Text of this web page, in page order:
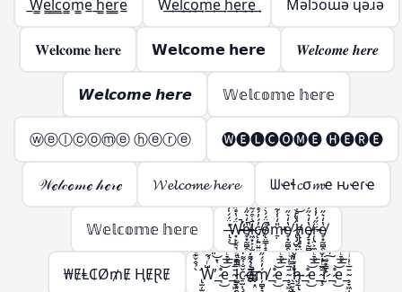
̲W̲̲e̲̲l̲̲c̲̲o̲̲m̲̲e̲ ̲h̲̲e̲̲r̲̲e̲ W͢e͢l͢c͢o͢m͢e͢ h͢e͢r͢e͢ Mǝlɔoɯǝ ɥǝɹǝ
𝐖𝐞𝐥𝐜𝐨𝐦𝐞 𝐡𝐞𝐫𝐞 𝗪𝗲𝗹𝗰𝗼𝗺𝗲 𝗵𝗲𝗿𝗲 𝑾𝒆𝒍𝒄𝒐𝒎𝒆 𝒉𝒆𝒓𝒆
𝙒𝙚𝙡𝙘𝙤𝙢𝙚 𝙝𝙚𝙧𝙚 𝕎𝕖𝕝𝕔𝕠𝕞𝕖 𝕙𝕖𝕣𝕖
ⓦⓔⓛⓒⓞⓜⓔ ⓗⓔⓡⓔ 🅦🅔🅛🅒🅞🅜🅔 🅗🅔🅡🅔
𝒲ℯ𝓁𝒸ℴ𝓂ℯ 𝒽ℯ𝓇ℯ 𝓦𝓮𝓵𝓬𝓸𝓶𝓮 𝓱𝓮𝓻𝓮 ᗯҽɬ𝓬σ𝓶ҽ ԋҽɾҽ
𝕎𝕖𝕝𝕔𝕠𝕞𝕖 𝕙𝕖𝕣𝕖 ̶̢̹͑̈́́̍́͌͘͜Ẅ̶̵̛͓̙̣̯͉̳̣́̔̊̋̃̔̋̍̿̀͒̕̚͠͝e̸̵̞͙̰̻̭̖̭͓̫͔̩̔̒͛̋͑̅̍͐̚͜l̷̶͖͙͕̦̫̺̣̙̳͚̄̇͒́͂̈́͆̇͑͗̽͘͘c̸̵̨̜͍̤͍͍͖̦͎̓́̓́̊̊̆̈̑̀̊͐́ǫ̸̴̤̳̩̝̭̗͉̣̱̦͒̈́́̀͒̅̽̿̽͘̚m̵̵̱̣̎̒̍̾̃̔̋̍̿̀͒̕͝e̸̞͙̰̻̭̖̭͓̫̔̒͛̋͜ ̷̢̡̺̥͎̝͈̬͈̳̈́̔͑͝h̸̵̢̢̥̟̤̜̺̳̣̔͑̊̇̀̏̈́̍̋̄̃̔̋̍̿̀͒͝ͅe̸̷̡̞͙̰̻̭̖̭͓̫̭̱̬̔̒͛̋͐̏͊͜͠͝ŗ̷̵̢̤͕̼̣̈̋́̓̾̄̿̃̔̋̍̿̀͒͜͜͝e̸̞͙̰̻̭̖̭͓̫̔̒͛̋͜
₩ɆⱠ₵Ø₥Ɇ ⱧɆⱤɆ ̢̛̫̦̫̫̪͍̪̝̳̠̖̠̀̉̂̌͊ͩ̑͌̀W̶̨̺͕̖̗͕̮̭̳͈̙̩͑ͬ̉͂͋̈́ͯ͂ͨͭ̇͐͊͆̑̏̋ͭ́̋̓ͮ̾ͭ̆̇̚̕͢͜͠͡_̶̷̧̢͉̠̘̹̼͚̣͇͍̊ͪͨ̊̈́ͩ̎͆̔ͨ̊͐ͣ̈̀͐ͫ͜͝͞͠ͅe_̴̧̞͖̦͓̞̗̙͚̄̅ͭ͗ͥ̈́̇ͬͧͣ͘͞͡l̶̵̷̛͚̗̥̯̞͎̖̬̝̤̯͈̭͓̪̗̫̱̜͙̗̦̤̪̝̳͎̝̝̳̦̲͉̩̠͆̿ͩ͊̒͛ͪ͐̅ͩ̅ͭ͑͌̽̍̾̐ͬ̔̏͂̎̔̀͛͒͝͠ͅç̷̢̠̫̹̞̞̲̬̤͎͚̗̐̍͌̒̇̀̈́̊̂̓ͣͮ̏̽͗ͥͭ̓̌̐̽̐ͭ͜͜͢ͅo̶̶̴̸̬̮̜̳̬͙̤̗͎̗̦̲͕̠̰̱̣͕̮̰͇̖͚̫̬̲ͤ͛̑͌̇ͭ́͊̍̈̏͛͑̈ͮ̏̆ͩ̇̊̂͘̚͘͢͡ͅḿ̸̦̻͙͉̻̟̲̭̟͓̬̓ͯ́̋̓ͮ̾ͭ̆̇͞͡_̶̷̧̢͉̠̘̹̼͚̣͇͍̊ͪͨ̊̈́ͩ̎͆̔ͨ̊͐ͣ̈̀͐ͫ͜͝͞͠ͅe_̴̧̞͖̦̄̅ͭ͗ͥ ̖̱̮͙̻̞̦̙̝͖ͫ̿̎͊̀̇͡͠͝h̷̸̢̝͕̥̗̜̹̠͉̗ͮ̒̌͆͑͌̀͆̀̇ͦ͒̓́̋̓ͮ̾ͭ̆̇͢͟͞͡ͅ_̶̷̧̢͉̠̘̹̼͚̣͇͍̊ͪͨ̊̈́ͩ̎͆̔ͨ̊͐ͣ̈̀͐ͫ͜͝͞͠ͅe_̴̧̢̞͖̦͉̲̬̤͙̪͎̣̰̱̘̯̜̭̖̲̄̅ͭ͗ͥ͒ͫ̃ͪ͒̓ͦ̓͒̎͂̌͌̾̀̄͊ͫ͘͘͢͜͜r̴̷̨̨̢̢̫̯͇̙̱̫͇͇͎̒ͩ̓́̈ͥ͗̓ͤ̊́͒ͬ̓̀́̋̓ͮ̾ͭ̆̇̕͜͠͡ͅ_̶̷̧̢͉̠̘̹̼͚̣͇͍̊ͪͨ̊̈́ͩ̎͆̔ͨ̊͐ͣ̈̀͐ͫ͜͝͞͠ͅe_̴̧̞͖̦̄̅ͭ͗ͥ